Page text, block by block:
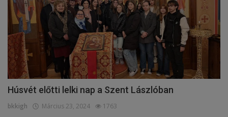
Húsvét előtti lelki nap a Szent Lászlóban
bkkigh Március 23, 2024 1763